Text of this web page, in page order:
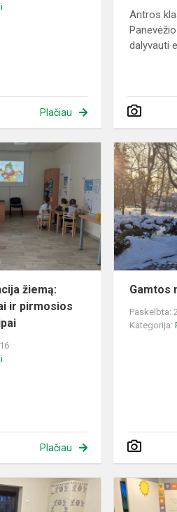
Plačiau
Antros
dalyvauti
Traumų
prevencija
žiemą:
rizikos
veiksniai
ir
pirmosios
pag...
žiemą:
ir pirmosios
Plačiau
Gamtos
Paskelbta:
Kategorija:
„Sparnuoti
sodybų